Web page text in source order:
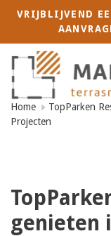
VRIJBLIJVEND
Home
TopParken
Projecten
genieten